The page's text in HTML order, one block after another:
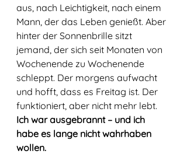
aus, nach Leichtigkeit, nach einem
Mann, der das Leben genießt. Aber
hinter der Sonnenbrille sitzt
jemand, der sich seit Monaten von
Wochenende zu Wochenende
schleppt. Der morgens aufwacht
und hofft, dass es Freitag ist. Der
funktioniert, aber nicht mehr lebt.
Ich war ausgebrannt – und ich
habe es lange nicht wahrhaben
wollen.